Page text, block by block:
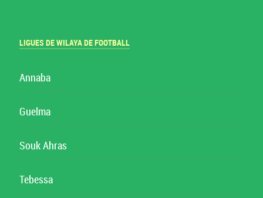
LIGUES DE WILAYA DE FOOTBALL
Annaba
Guelma
Souk Ahras
Tebessa